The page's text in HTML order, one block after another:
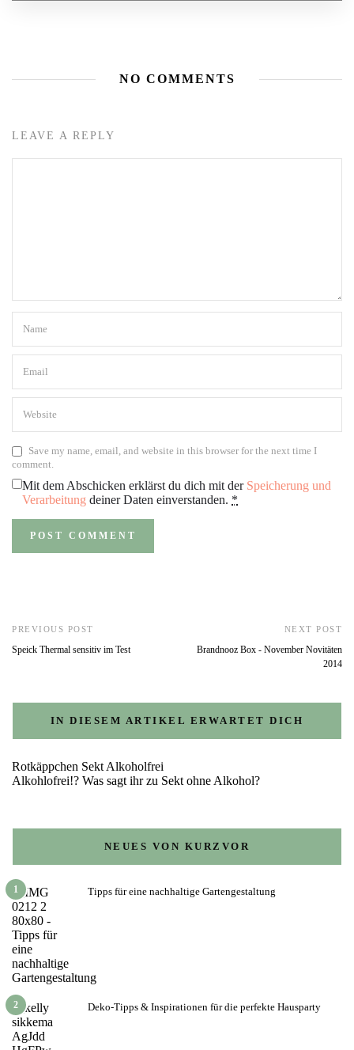
NO COMMENTS
LEAVE A REPLY
Save my name, email, and website in this browser for the next time I
comment.
Mit dem Abschicken erklärst du dich mit der Speicherung und
Verarbeitung deiner Daten einverstanden. *
PREVIOUS POST
Speick Thermal sensitiv im Test
NEXT POST
Brandnooz Box - November Novitäten
2014
IN DIESEM ARTIKEL ERWARTET DICH
Rotkäppchen Sekt Alkoholfrei
Alkohlofrei!? Was sagt ihr zu Sekt ohne Alkohol?
NEUES VON KURZVOR
1 Tipps für eine nachhaltige Gartengestaltung
2 Deko-Tipps & Inspirationen für die perfekte Hausparty